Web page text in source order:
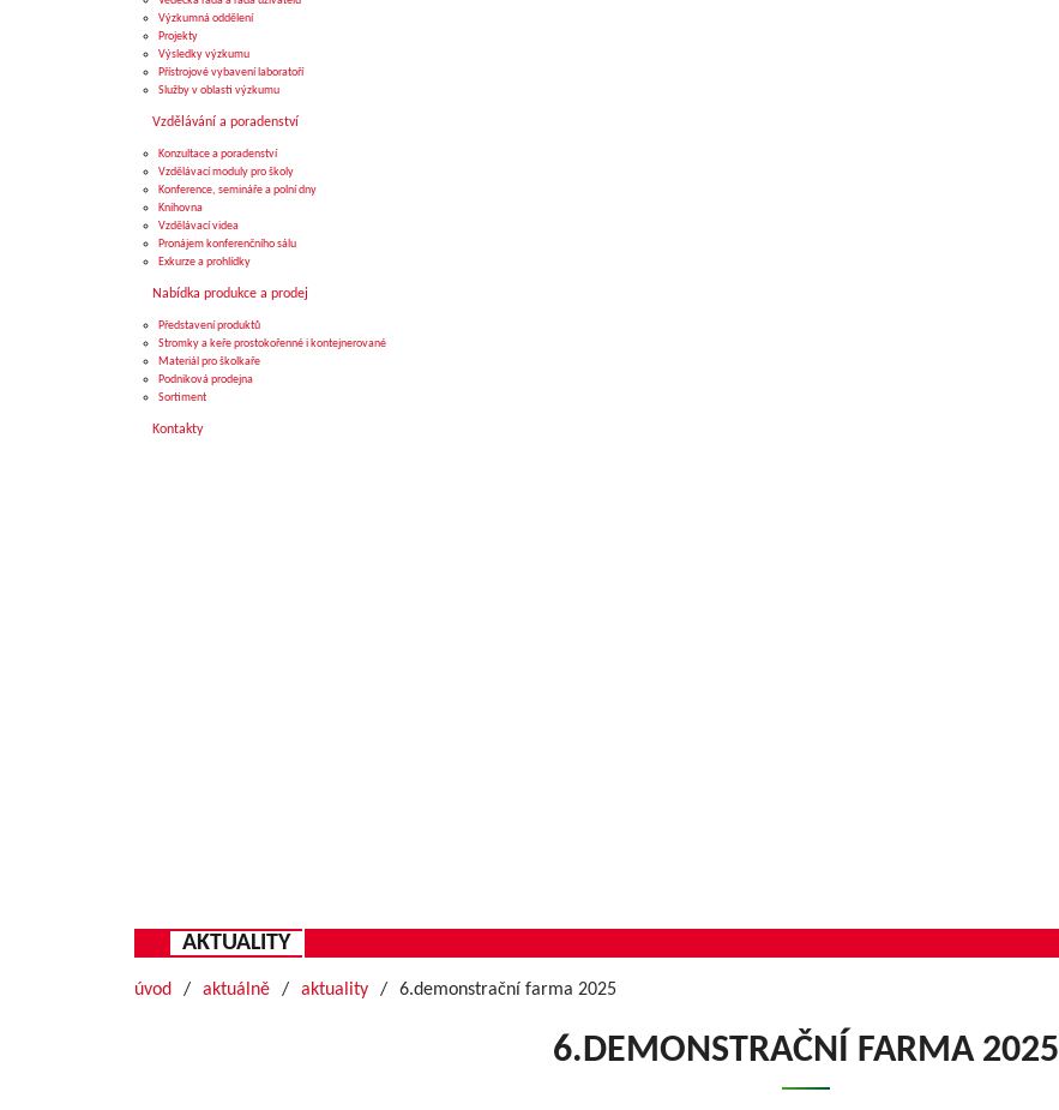
Výzkumná oddělení
Projekty
Výsledky výzkumu
Přístrojové vybavení laboratoří
Služby v oblasti výzkumu
Vzdělávání a poradenství
Konzultace a poradenství
Vzdělávací moduly pro školy
Konference, semináře a polní dny
Knihovna
Vzdělávací videa
Pronájem konferenčního sálu
Exkurze a prohlídky
Nabídka produkce a prodej
Představení produktů
Stromky a keře prostokořenné i kontejnerované
Materiál pro školkaře
Podniková prodejna
Sortiment
Kontakty
AKTUALITY
úvod aktuálně aktuality 6.demonstrační farma 2025
6.DEMONSTRAČNÍ FARMA 2025